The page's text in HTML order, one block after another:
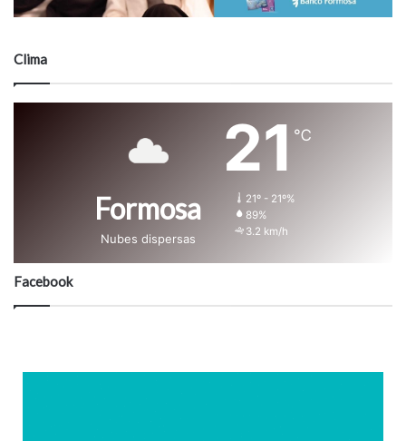
Clima
Formosa
Nubes dispersas
21 ℃
21º - 21º%
89%
3.2 km/h
Facebook